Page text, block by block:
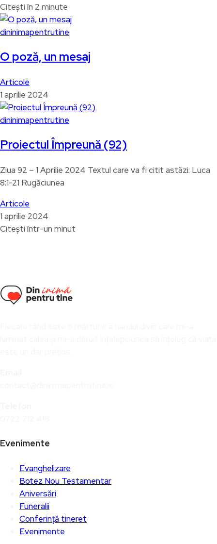
Citești în 2 minute
dininimapentrutine
O poză, un mesaj
Articole
1 aprilie 2024
dininimapentrutine
Proiectul Împreună (92)
Ziua 92 – 1 Aprilie 2024 Textul care va fi citit astăzi: Luca
8:1-21 Rugăciunea
Articole
1 aprilie 2024
Citești într-un minut
Evenimente
Evanghelizare
Botez Nou Testamentar
Aniversări
Funeralii
Conferință tineret
Evenimente